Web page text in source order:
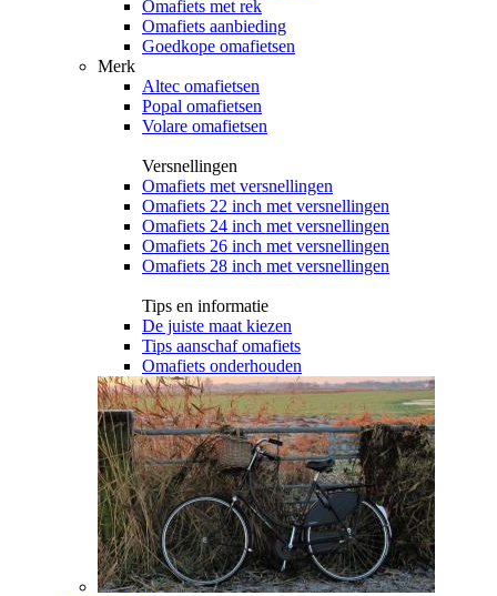
Omafiets met rek
Omafiets aanbieding
Goedkope omafietsen
Merk
Altec omafietsen
Popal omafietsen
Volare omafietsen
Versnellingen
Omafiets met versnellingen
Omafiets 22 inch met versnellingen
Omafiets 24 inch met versnellingen
Omafiets 26 inch met versnellingen
Omafiets 28 inch met versnellingen
Tips en informatie
De juiste maat kiezen
Tips aanschaf omafiets
Omafiets onderhouden